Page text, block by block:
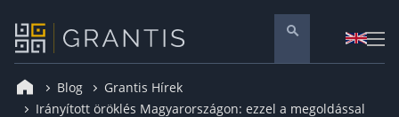
Pénzügyi tanácsadás
Blog
Grantis Hírek
Irányított öröklés Magyarországon: ezzel a megoldással